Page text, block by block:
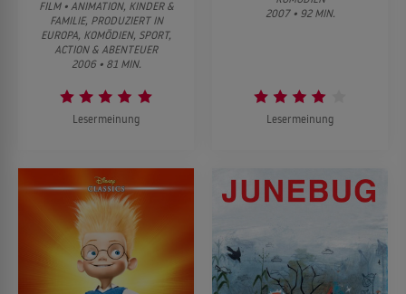
FILM • ANIMATION, KINDER &
FAMILIE, PRODUZIERT IN
EUROPA, KOMÖDIEN, SPORT,
ACTION & ABENTEUER
2006 • 81 MIN.
Lesermeinung
2007 • 92 MIN.
Lesermeinung